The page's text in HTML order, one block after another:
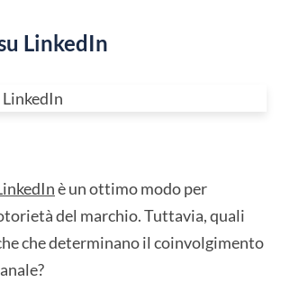
LinkedIn
è un ottimo modo per
del marchio. Tuttavia, quali
che determinano il coinvolgimento